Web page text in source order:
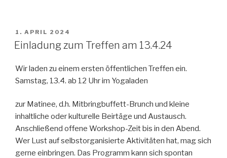
VERÖFFENTLICHT
AM
1. APRIL 2024
Einladung zum Treffen am 13.4.24
Wir laden zu einem ersten öffentlichen Treffen ein.
Samstag, 13.4. ab 12 Uhr im Yogaladen
zur Matinee, d.h. Mitbringbuffett-Brunch und kleine
inhaltliche oder kulturelle Beirtäge und Austausch.
Anschließend offene Workshop-Zeit bis in den Abend.
Wer Lust auf selbstorganisierte Aktivitäten hat, mag sich
gerne einbringen. Das Programm kann sich spontan